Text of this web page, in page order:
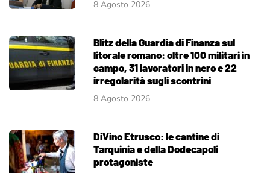
8 Agosto 2026
Blitz della Guardia di Finanza sul
litorale romano: oltre 100 militari in
campo, 31 lavoratori in nero e 22
irregolarità sugli scontrini
8 Agosto 2026
DiVino Etrusco: le cantine di
Tarquinia e della Dodecapoli
protagoniste